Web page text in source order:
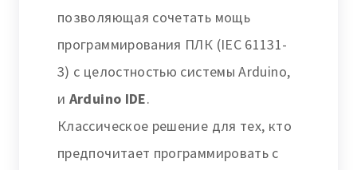
позволяющая сочетать мощь
программирования ПЛК (IEC 61131-
3) с целостностью системы Arduino,
и Arduino IDE.
Классическое решение для тех, кто
предпочитает программировать с